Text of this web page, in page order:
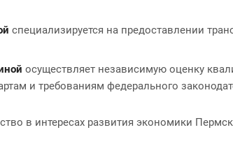
специализируется на предоставлении
осуществляет независимую оценку
и требованиям федерального
в интересах развития экономики